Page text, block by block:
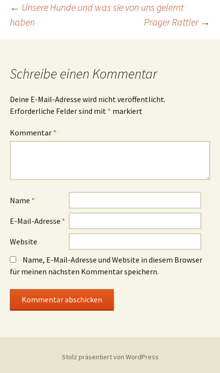
Beitragsnavigation
← Unsere Hunde und was sie von uns gelernt
haben
Prager Rattler →
Schreibe einen Kommentar
Deine E-Mail-Adresse wird nicht veröffentlicht.
Erforderliche Felder sind mit * markiert
Kommentar *
Name *
E-Mail-Adresse *
Website
Name, E-Mail-Adresse und Website in diesem Browser
für meinen nächsten Kommentar speichern.
Stolz präsentiert von WordPress